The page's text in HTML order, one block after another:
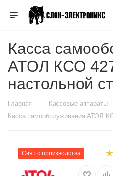
Касса
АТОЛ КСО
настольной
Главная — Кассовые аппараты
Касса самообслуживания АТОЛ
Снят с производства